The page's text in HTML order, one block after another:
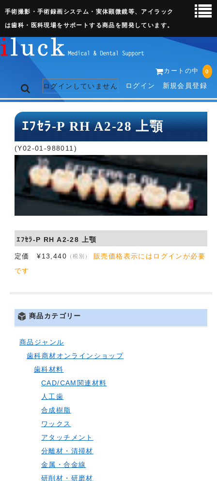
手術撮影・手術録画システム・実体顕微鏡等、アイラック
は歯科・医科現場をサポートする商品を開発しています。
カートの中 0
ログインしていません ログイン 新規会員登録
トップページ
歯科関連機器
術野撮影キット
お問い合わせ
ｴﾌｾﾗ-P RH A2-28 上顎
(Y02-01-988011)
ｴﾌｾﾗ-P RH A2-28 上顎
定価 ¥13,440 （税別）
販売価格表示にはログインが必要
です
商品カテゴリー
商品ジャンル
歯科商材オンラインショップ
歯科材料
CAD/CAM関連材料
人工歯
合成樹脂
ワックス
アタッチメント
分離材・清掃材
金属・合金線
研削材・研磨材